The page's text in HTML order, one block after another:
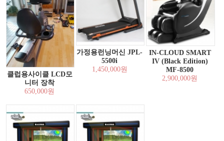
클럽용사이클 LCD모
니터 장착
650,000원
가정용런닝머신 JPL-
5500i
1,450,000원
IN-CLOUD SMART
IV (Black Edition)
MF-8500
2,900,000원